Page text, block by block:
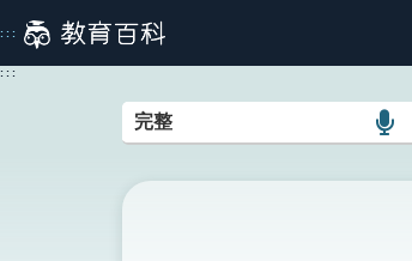
到
主
:::
:::
語
搜